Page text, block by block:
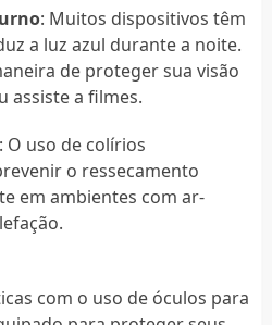
: Muitos dispositivos têm
a luz azul durante a noite.
de proteger sua visão
assiste a filmes.
O uso de colírios
o ressecamento
em ambientes com ar-
com o uso de óculos para